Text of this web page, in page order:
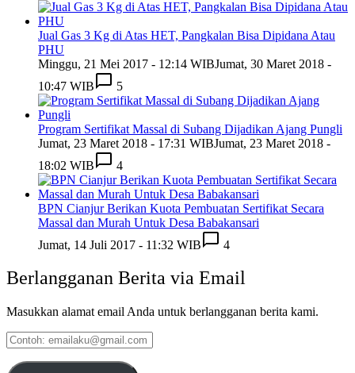
Jual Gas 3 Kg di Atas HET, Pangkalan Bisa Dipidana Atau
PHU
Minggu, 21 Mei 2017 - 12:14 WIBJumat, 30 Maret 2018 -
10:47 WIB
5
Program Sertifikat Massal di Subang Dijadikan Ajang Pungli
Jumat, 23 Maret 2018 - 17:31 WIBJumat, 23 Maret 2018 -
18:02 WIB
4
BPN Cianjur Berikan Kuota Pembuatan Sertifikat Secara
Massal dan Murah Untuk Desa Babakansari
Jumat, 14 Juli 2017 - 11:32 WIB
4
Berlangganan Berita via Email
Masukkan alamat email Anda untuk berlangganan berita kami.
Contoh:
emailaku@gmail.com